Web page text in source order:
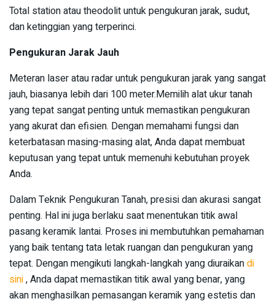
Total station atau theodolit untuk pengukuran jarak, sudut,
dan ketinggian yang terperinci.
Pengukuran Jarak Jauh
Meteran laser atau radar untuk pengukuran jarak yang sangat
jauh, biasanya lebih dari 100 meter.Memilih alat ukur tanah
yang tepat sangat penting untuk memastikan pengukuran
yang akurat dan efisien. Dengan memahami fungsi dan
keterbatasan masing-masing alat, Anda dapat membuat
keputusan yang tepat untuk memenuhi kebutuhan proyek
Anda.
Dalam Teknik Pengukuran Tanah, presisi dan akurasi sangat
penting. Hal ini juga berlaku saat menentukan titik awal
pasang keramik lantai. Proses ini membutuhkan pemahaman
yang baik tentang tata letak ruangan dan pengukuran yang
tepat. Dengan mengikuti langkah-langkah yang diuraikandi
sini, Anda dapat memastikan titik awal yang benar, yang
akan menghasilkan pemasangan keramik yang estetis dan